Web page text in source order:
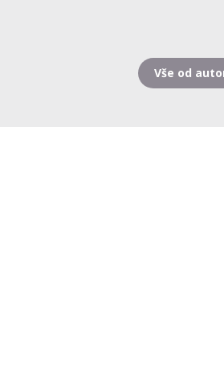
Vše od